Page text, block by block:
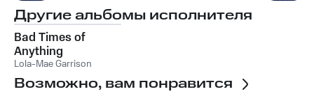
Другие альбомы исполнителя
Bad Times of
Anything
Lola-Mae Garrison
Возможно, вам понравится